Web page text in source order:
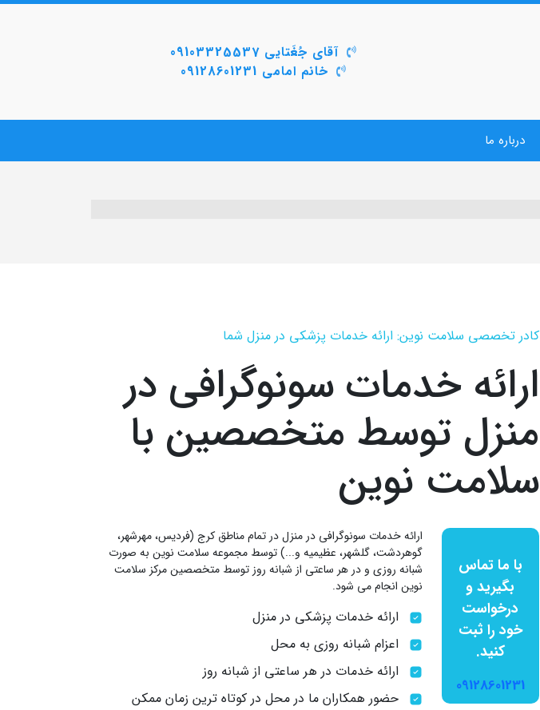
آقای جُغَتایی 09103325537
خانم امامی 09128601231
درباره ما
کادر تخصصی سلامت نوین: ارائه خدمات پزشکی در منزل شما
ارائه خدمات سونوگرافی در
منزل توسط متخصصین با
سلامت نوین
با ما تماس
بگیرید و
درخواست
خود را ثبت
کنید.
09128601231
ارائه خدمات سونوگرافی در منزل در تمام مناطق کرج (فردیس، مهرشهر،
گوهردشت، گلشهر، عظیمیه و...) توسط مجموعه سلامت نوین به صورت
شبانه روزی و در هر ساعتی از شبانه روز توسط متخصصین مرکز سلامت
نوین انجام می شود.
ارائه خدمات پزشکی در منزل
اعزام شبانه روزی به محل
ارائه خدمات در هر ساعتی از شبانه روز
حضور همکاران ما در محل در کوتاه ترین زمان ممکن